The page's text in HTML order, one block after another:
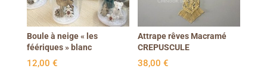
Boule à neige « les
féériques » blanc
12,00 €
Attrape rêves Macramé
CREPUSCULE
38,00€